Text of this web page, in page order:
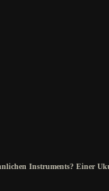
Instruments? Einer